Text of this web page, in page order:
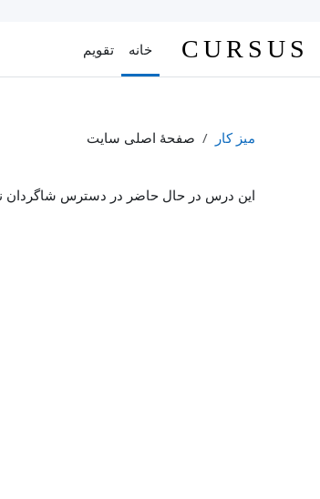
CURSUS خانه تقویم
میز کار صفحهٔ اصلی سایت
این درس در حال حاضر در دسترس شاگردان